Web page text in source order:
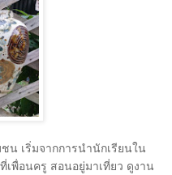
น เริ่มจากการนำนักเรียนใน
เพื่อนครู สอนอยู่มาเที่ยว ดูงาน